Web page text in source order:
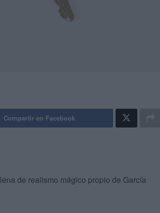
Compartir en Facebook
de realismo mágico propio de García